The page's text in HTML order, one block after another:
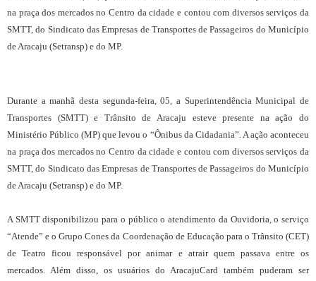
na praça dos mercados no Centro da cidade e contou com diversos serviços da
SMTT, do Sindicato das Empresas de Transportes de Passageiros do Município
de Aracaju (Setransp) e do MP.
Durante a manhã desta segunda-feira, 05, a Superintendência Municipal de
Transportes (SMTT) e Trânsito de Aracaju esteve presente na ação do
Ministério Público (MP) que levou o “Ônibus da Cidadania”. A ação aconteceu
na praça dos mercados no Centro da cidade e contou com diversos serviços da
SMTT, do Sindicato das Empresas de Transportes de Passageiros do Município
de Aracaju (Setransp) e do MP.
A SMTT disponibilizou para o público o atendimento da Ouvidoria, o serviço
“Atende” e o Grupo Cones da Coordenação de Educação para o Trânsito (CET)
de Teatro ficou responsável por animar e atrair quem passava entre os
mercados. Além disso, os usuários do AracajuCard também puderam ser